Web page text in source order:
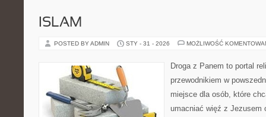
ISLAM
POSTED BY ADMIN STY - 31 - 2026 MOŻLIWOŚĆ
Droga z Panem to portal
przewodnikiem w
miejsce dla osób, które
umacniać więź z Jezusem